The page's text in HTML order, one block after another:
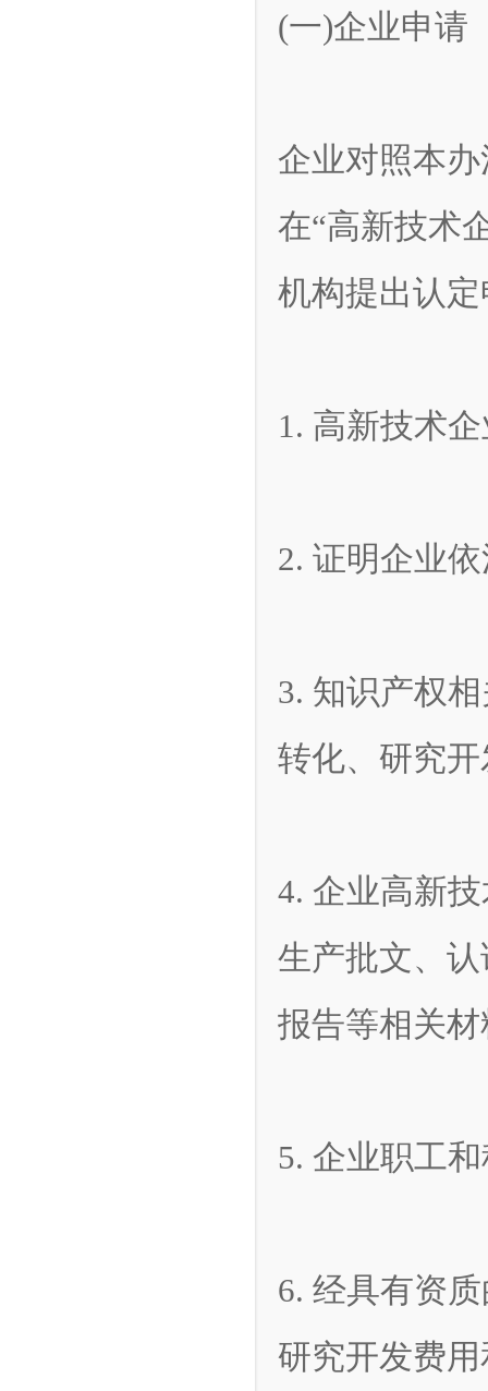
(一)企业申请
企业对照本
在“高新技术
机构提出认
1. 高新技术
2. 证明企业
3. 知识产权
转化、研究
4. 企业高新
生产批文、
报告等相关
5. 企业职工
6. 经具有资
研究开发费